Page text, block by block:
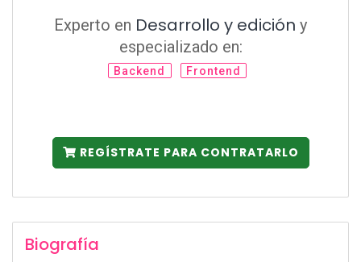
Experto en Desarrollo y edición y
especializado en:
Backend Frontend
REGÍSTRATE PARA CONTRATARLO
Biografía